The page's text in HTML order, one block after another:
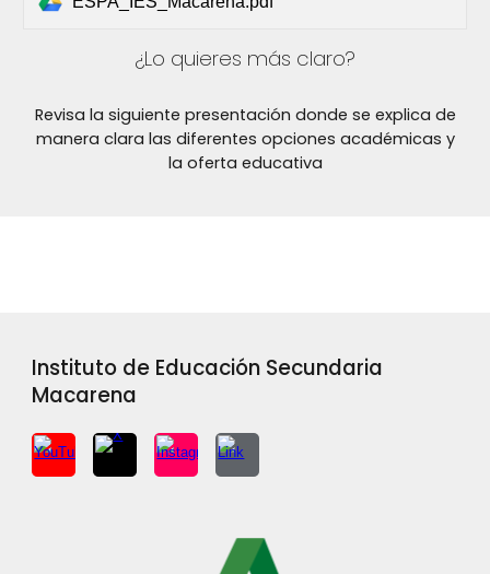
¿Lo quieres más claro?
Revisa la siguiente presentación donde se explica de
manera clara las diferentes opciones académicas y
la oferta educativa
Instituto de Educación Secundaria
Macarena